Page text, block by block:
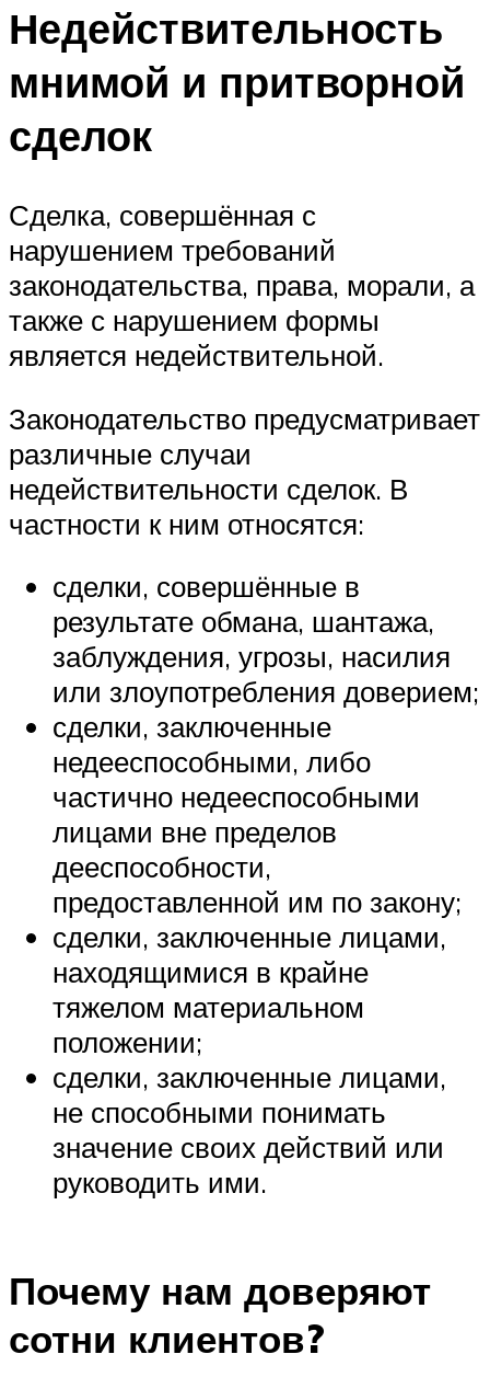
Недействительность
мнимой и притворной
сделок
Сделка, совершённая с
нарушением требований
законодательства, права, морали, а
также с нарушением формы
является недействительной.
Законодательство предусматривает
различные случаи
недействительности сделок. В
частности к ним относятся:
сделки, совершённые в
результате обмана, шантажа,
заблуждения, угрозы, насилия
или злоупотребления доверием;
сделки, заключенные
недееспособными, либо
частично недееспособными
лицами вне пределов
дееспособности,
предоставленной им по закону;
сделки, заключенные лицами,
находящимися в крайне
тяжелом материальном
положении;
сделки, заключенные лицами,
не способными понимать
значение своих действий или
руководить ими.
Почему нам доверяют
сотни клиентов?